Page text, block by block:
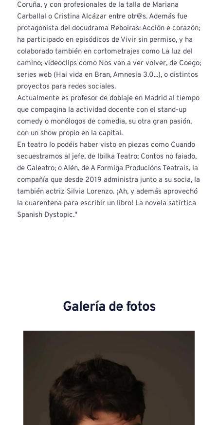
Coruña, y con profesionales de la talla de Mariana
Carballal o Cristina Alcázar entre otr@s. Además fue
protagonista del docudrama Reboiras: Acción e corazón;
ha participado en episódicos de Vivir sin permiso, y ha
colaborado también en cortometrajes como La luz del
camino; videoclips como Nos van a ver volver, de Coego;
series web (Hai vida en Bran, Amnesia 3.0...), o distintos
proyectos para redes sociales.
Actualmente es profesor de doblaje en Madrid al tiempo
que compagina la actividad docente con el stand-up
comedy o monólogos de comedia, su otra gran pasión,
con un show propio en la capital.
En teatro lo podéis haber visto en piezas como Cuando
secuestramos al jefe, de Ibilka Teatro; Contos no faiado,
de Galeatro; o Alén, de A Formiga Producións Teatrais, la
compañía que desde 2019 administra junto a su socia, la
también actriz Silvia Lorenzo. ¡Ah, y además aprovechó
la cuarentena para escribir un libro! La novela satírtica
Spanish Dystopic."
Galería de fotos